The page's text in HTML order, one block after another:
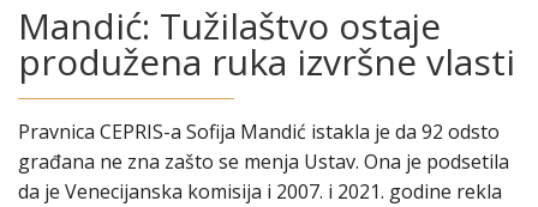
Mandić: Tužilaštvo ostaje
produžena ruka izvršne vlasti
Pravnica CEPRIS-a Sofija Mandić istakla je da 92 odsto
građana ne zna zašto se menja Ustav. Ona je podsetila
da je Venecijanska komisija i 2007. i 2021. godine rekla